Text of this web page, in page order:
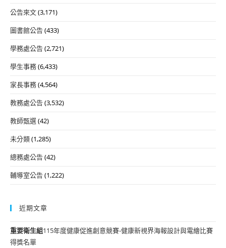
公告來文(3,171)
圖書館公告(433)
學務處公告(2,721)
學生事務(6,433)
家長事務(4,564)
教務處公告(3,532)
教師甄選(42)
未分類(1,285)
總務處公告(42)
輔導室公告(1,222)
近期文章
重要衛生組115年度健康促進創意競賽-健康新視界海報設計與電繪比賽
得獎名單